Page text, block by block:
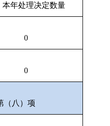
本年处理决定数量
0
0
（八）项